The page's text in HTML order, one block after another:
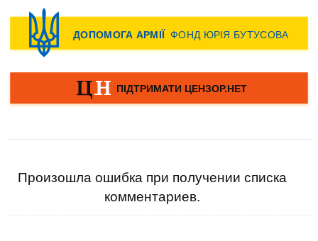
Произошла ошибка при получении списка
комментариев.